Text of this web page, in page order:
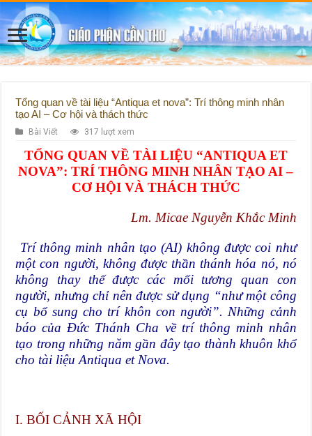
Tổng quan về tài liệu “Antiqua et nova”: Trí thông minh nhân
tạo AI – Cơ hội và thách thức
Bài Viết 317 lượt xem
TỔNG QUAN VỀ TÀI LIỆU “ANTIQUA ET
NOVA”: TRÍ THÔNG MINH NHÂN TẠO AI –
CƠ HỘI VÀ THÁCH THỨC
Lm. Micae Nguyễn Khắc Minh
Trí thông minh nhân tạo (AI) không được coi như
một con người, không được thần thánh hóa nó, nó
không thay thế được các mối tương quan con
người, nhưng chỉ nên được sử dụng “như một công
cụ bổ sung cho trí khôn con người”. Những cảnh
báo của Đức Thánh Cha về trí thông minh nhân
tạo trong những năm gần đây tạo thành khuôn khổ
cho tài liệu Antiqua et Nova.
I.BỐI CẢNH XÃ HỘI